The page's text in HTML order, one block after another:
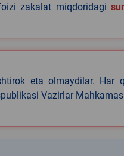
zakalat miqdoridagi
eta olmaydilar.
Vazirlar